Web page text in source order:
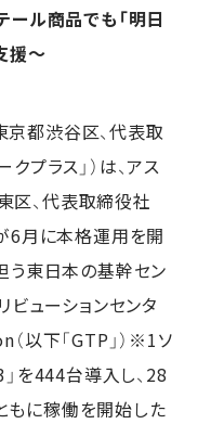
ール商品でも「明日
援～
京都渋谷区、代表取
プラス」）は、アス
区、代表取締役社
が6月に本格運用を開
東日本の基幹セン
ビューションセンタ
以下「GTP」）※1ソ
を444台導入し、28
もに稼働を開始した